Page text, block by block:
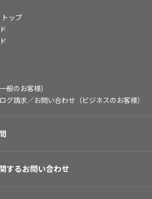
トップ
般のお客様）
グ請求／お問い合わせ（ビジネスのお客様）
するお問い合わせ